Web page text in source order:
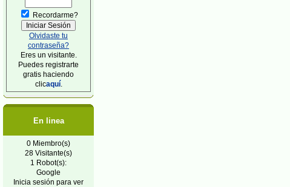
Recordarme?
Olvidaste tu
contraseña?
Eres un visitante.
Puedes registrarte
gratis haciendo
clicaquí.
En linea
0 Miembro(s)
28 Visitante(s)
1 Robot(s):
Google
Inicia sesión para ver